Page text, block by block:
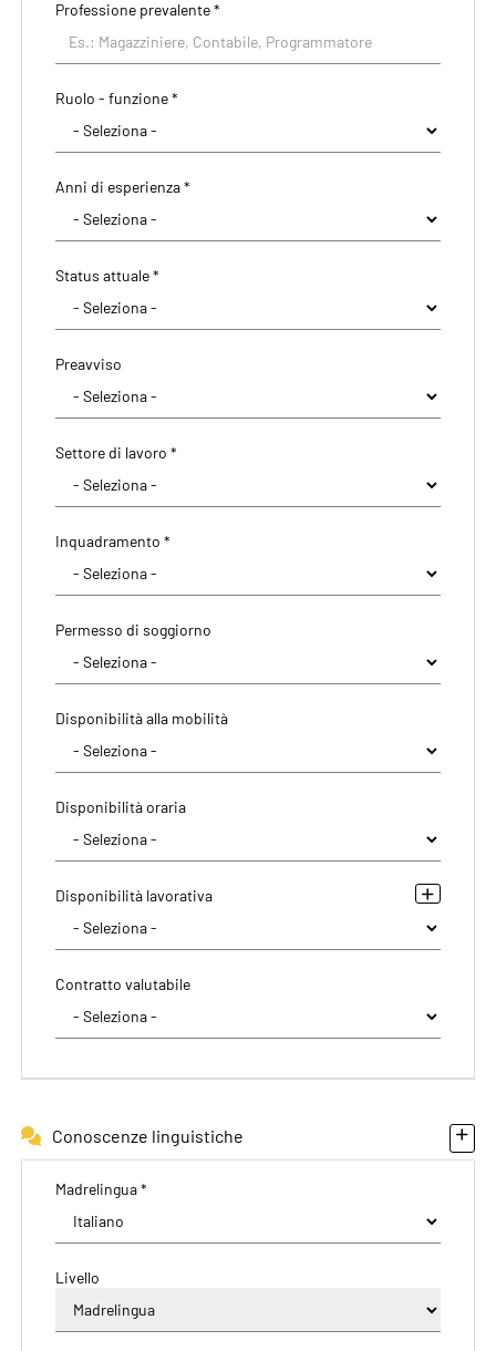
Professione prevalente*
Ruolo - funzione *
Anni di esperienza *
Status attuale *
Preavviso
Settore di lavoro *
Inquadramento *
Permesso di soggiorno
Disponibilità alla mobilità
Disponibilità oraria
Disponibilità lavorativa
Contratto valutabile
Conoscenze linguistiche
Madrelingua *
Livello